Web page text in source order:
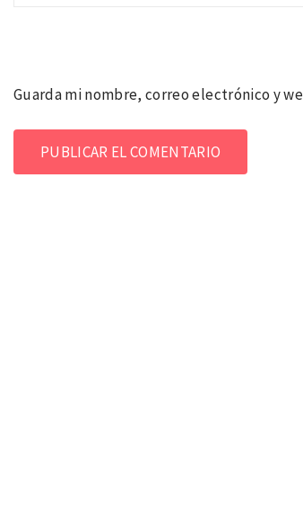
Guarda mi nombre, correo electrónico y